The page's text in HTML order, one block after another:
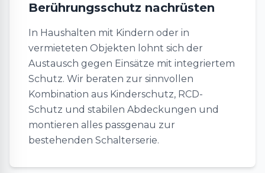
Berührungsschutz nachrüsten
In Haushalten mit Kindern oder in
vermieteten Objekten lohnt sich der
Austausch gegen Einsätze mit integriertem
Schutz. Wir beraten zur sinnvollen
Kombination aus Kinderschutz, RCD-
Schutz und stabilen Abdeckungen und
montieren alles passgenau zur
bestehenden Schalterserie.